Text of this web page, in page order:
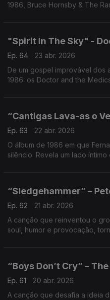
1986, Bruce Hornsby & The
"Spirit In The Sky" -
Ep. 64
23 abr. 2026
De um gospel improvável dos
1986: os Doctor and the Medics levaram o
“Cantigas Lava-as o
Ep. 63
22 abr. 2026
O álbum de 1986 em que
silêncio. Revela um lado
“Sledgehammer” –
Ep. 62
21 abr. 2026
A canção que reinventou o
soul, humor e provocação,
“Boys Don’t Cry” –
Ep. 61
20 abr. 2026
A canção que desafia a ideia